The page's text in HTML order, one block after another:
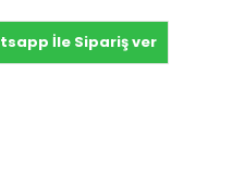
İle Sipariş ver